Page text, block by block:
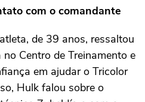
com o comandante
de 39 anos, ressaltou
Centro de Treinamento e
em ajudar o Tricolor
Hulk falou sobre o